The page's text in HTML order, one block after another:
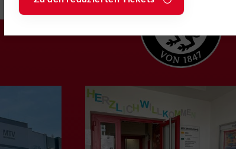
Telefax: 0531-12 64
Mo.-Fr.:8.30 - 12 Uhr
Mo.-Do.:14.30 - 20
Uhr
14.30 - 17.30 Uhr